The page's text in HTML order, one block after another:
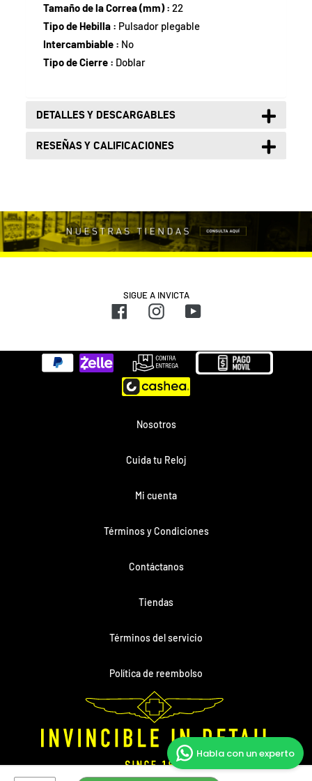
Tamaño de la Correa (mm) :22
Tipo de Hebilla : Pulsador plegable
Intercambiable : No
Tipo de Cierre : Doblar
DETALLES Y DESCARGABLES
RESEÑAS Y CALIFICACIONES
SIGUE A INVICTA
FacebookInstagramYouTube
Métodos
de
Nosotros
Cuida tu Reloj
Mi cuenta
Términos y Condiciones
Contáctanos
Tiendas
Términos del servicio
Política de reembolso
Habla con un experto